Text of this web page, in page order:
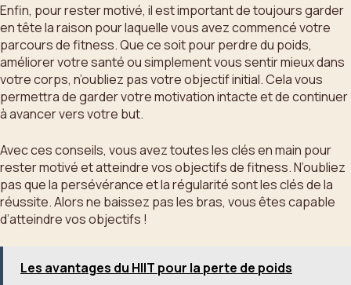
Enfin, pour rester motivé, il est important de toujours garder
en tête la raison pour laquelle vous avez commencé votre
parcours de fitness. Que ce soit pour perdre du poids,
améliorer votre santé ou simplement vous sentir mieux dans
votre corps, n’oubliez pas votre objectif initial. Cela vous
permettra de garder votre motivation intacte et de continuer
à avancer vers votre but.
Avec ces conseils, vous avez toutes les clés en main pour
rester motivé et atteindre vos objectifs de fitness. N’oubliez
pas que la persévérance et la régularité sont les clés de la
réussite. Alors ne baissez pas les bras, vous êtes capable
d’atteindre vos objectifs !
Les avantages du HIIT pour la perte de poids